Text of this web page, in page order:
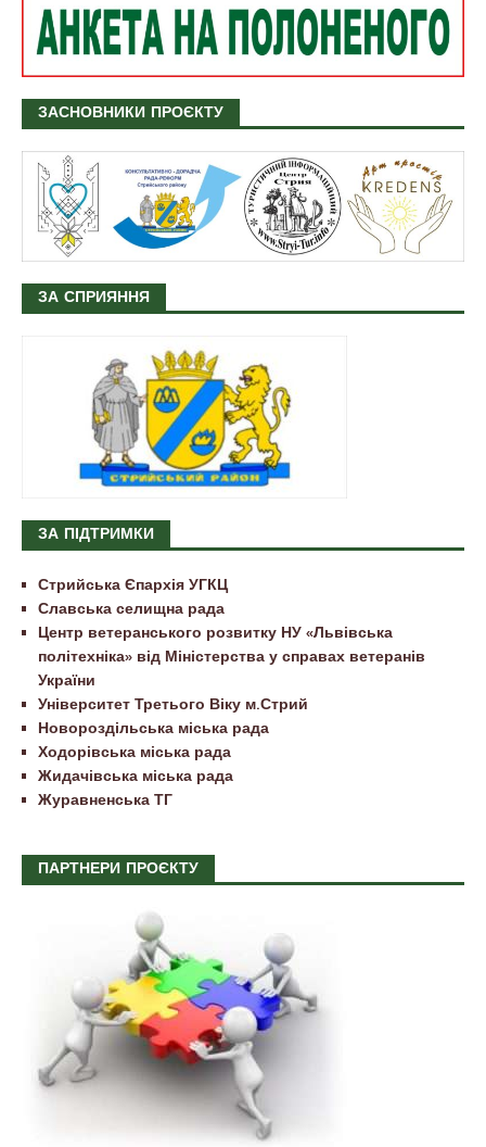
ЗАСНОВНИКИ ПРОЄКТУ
ЗА СПРИЯННЯ
ЗА ПІДТРИМКИ
Стрийська Єпархія УГКЦ
Славська селищна рада
Центр ветеранського розвитку НУ «Львівська
політехніка» від Міністерства у справах ветеранів
України
Університет Третього Віку м.Стрий
Новороздільська міська рада
Ходорівська міська рада
Жидачівська міська рада
Журавненська ТГ
ПАРТНЕРИ ПРОЄКТУ